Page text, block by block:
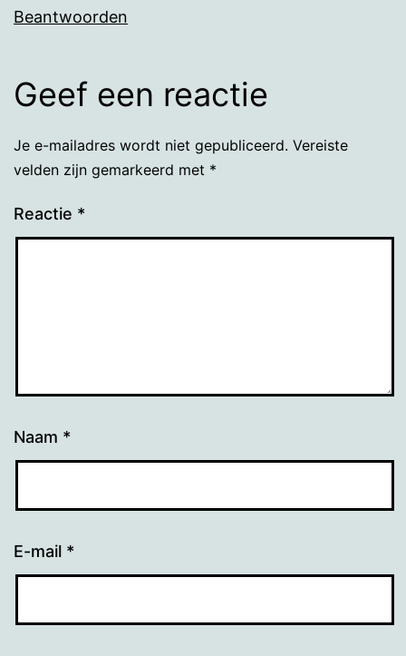
Beantwoorden
Geef een reactie
Je e-mailadres wordt niet gepubliceerd. Vereiste
velden zijn gemarkeerd met *
Reactie *
Naam *
E-mail *